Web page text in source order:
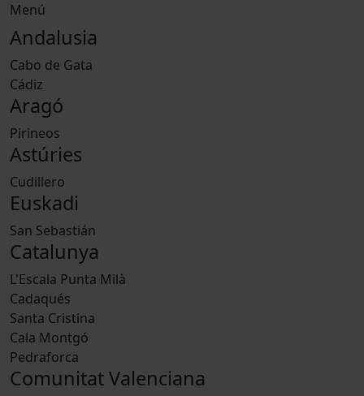
Menú
Andalusia
Cabo de Gata
Cádiz
Aragó
Pirineos
Astúries
Cudillero
Euskadi
San Sebastián
Catalunya
L'Escala Punta Milà
Cadaqués
Santa Cristina
Cala Montgó
Pedraforca
Comunitat Valenciana